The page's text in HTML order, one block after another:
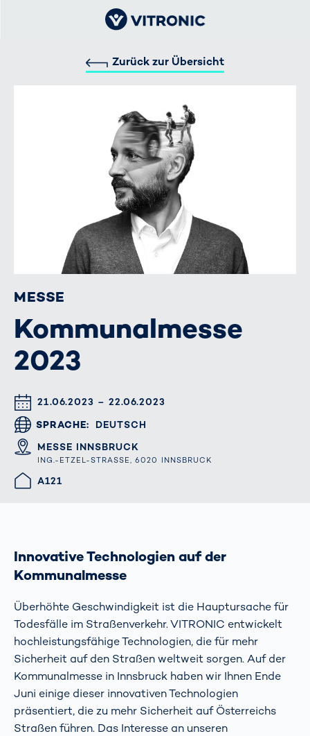
Zurück zur Übersicht
MESSE
Kommunalmesse
2023
DATUM & UHRZEIT
21.06.2023 – 22.06.2023
SPRACHE
DEUTSCH
ORT
MESSE INNSBRUCK
ING.-ETZEL-STRASSE, 6020 INNSBRUCK
HALLE/STAND
A121
Innovative Technologien auf der
Kommunalmesse
Überhöhte Geschwindigkeit ist die Hauptursache für
Todesfälle im Straßenverkehr. VITRONIC entwickelt
hochleistungsfähige Technologien, die für mehr
Sicherheit auf den Straßen weltweit sorgen. Auf der
Kommunalmesse in Innsbruck haben wir Ihnen Ende
Juni einige dieser innovativen Technologien
präsentiert, die zu mehr Sicherheit auf Österreichs
Straßen führen. Das Interesse an unseren